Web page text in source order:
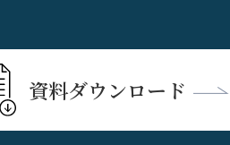
資料ダウンロード